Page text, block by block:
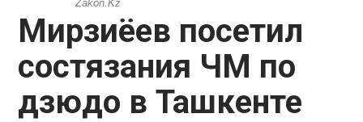
Мирзиёев посетил
состязания ЧМ по
дзюдо в Ташкенте